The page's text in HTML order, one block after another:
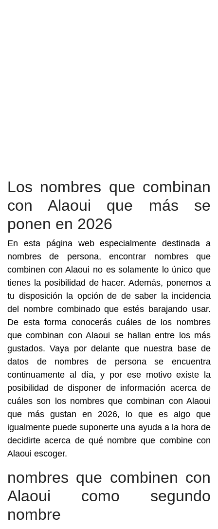
Los nombres que combinan
con Alaoui que más se
ponen en 2026
En esta página web especialmente destinada a
nombres de persona, encontrar nombres que
combinen con Alaoui no es solamente lo único que
tienes la posibilidad de hacer. Además, ponemos a
tu disposición la opción de de saber la incidencia
del nombre combinado que estés barajando usar.
De esta forma conocerás cuáles de los nombres
que combinan con Alaoui se hallan entre los más
gustados. Vaya por delante que nuestra base de
datos de nombres de persona se encuentra
continuamente al día, y por ese motivo existe la
posibilidad de disponer de información acerca de
cuáles son los nombres que combinan con Alaoui
que más gustan en 2026, lo que es algo que
igualmente puede suponerte una ayuda a la hora de
decidirte acerca de qué nombre que combine con
Alaoui escoger.
nombres que combinen con
Alaoui como segundo
nombre